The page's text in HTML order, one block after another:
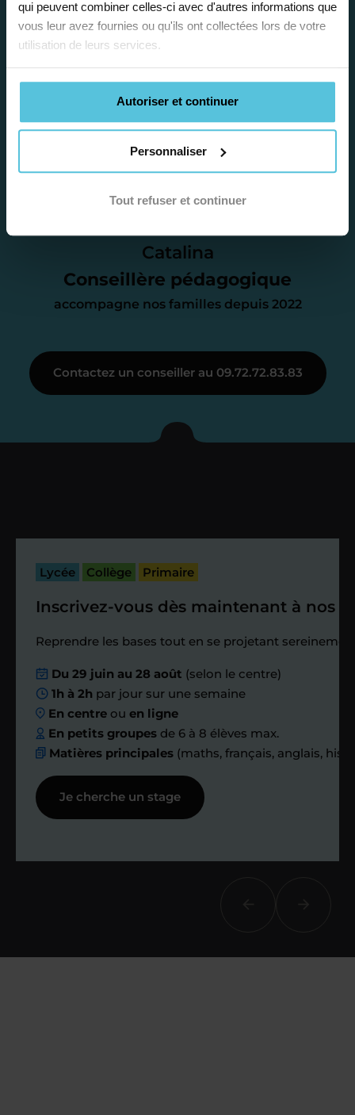
qui peuvent combiner celles-ci avec d'autres informations que
vous leur avez fournies ou qu'ils ont collectées lors de votre
utilisation de leurs services.
Autoriser et continuer
Personnaliser
Tout refuser et continuer
Catalina
Conseillère pédagogique
accompagne nos familles depuis 2022
Étape 2
Je vous envoie une
proposition
d’accompagnement
parfait. À partir de maintenant nous
nous occupons de tout.
Je vous présente votre
enseignant sous 72
bilan et vérifier que tout s’est bien
Étape 4
Nous planifions
ensemble des
échanges réguliers
Afin de suivre le travail et les progrès
Contactez un conseiller au 09.72.72.83.83
Lycée Collège Primaire
Inscrivez-vous dès maintenant à nos
Reprendre les bases tout en se projetant
Du 29 juin au 28 août (selon le centre)
1h à 2h par jour sur une semaine
En centre ouen ligne
En petits groupes de 6 à 8 élèves max.
Matières principales (maths, français, anglais,
Je cherche un stage